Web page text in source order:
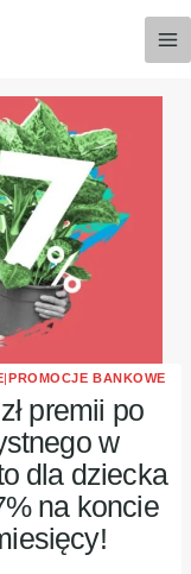
|PROMOCJE BANKOWE
premii po
w
dla dziecka
na koncie